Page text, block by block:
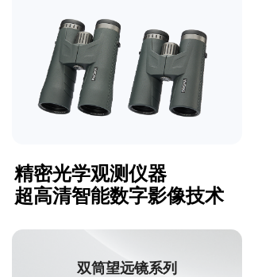
双筒望远镜系列
精密光学观测仪器
超高清智能数字影像技术